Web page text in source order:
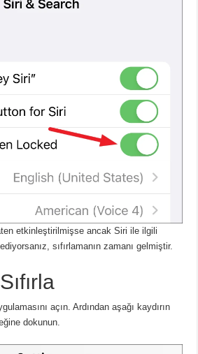
etkinleştirilmişse ancak Siri ile ilgili
sıfırlamanın zamanı gelmiştir.
açın.Ardından aşağı kaydırın
dokunun.